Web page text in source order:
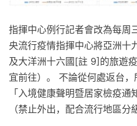
指揮中心例行記者會改為每周
央流行疫情指揮中心將亞洲十
及大洋洲十六國[註 9]的旅遊
宜前往）。 不論從何處返台
「入境健康聲明暨居家檢疫
（禁止外出，配合流行地區分